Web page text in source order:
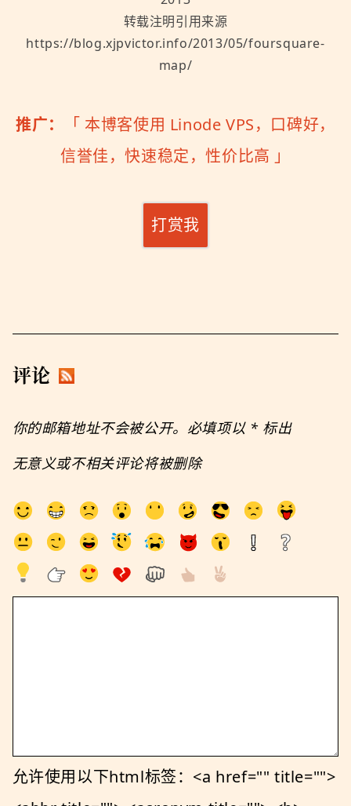
转载注明引用来源
https://blog.xjpvictor.info/2013/05/foursquare-
map/
推广： 「 本博客使用 Linode VPS，口碑好，
信誉佳，快速稳定，性价比高 」
打赏我
评论
你的邮箱地址不会被公开。必填项以 *标出
无意义或不相关评论将被删除
允许使用以下html标签：<a href="" title="">